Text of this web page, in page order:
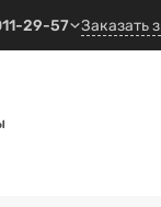
29-57 Заказать